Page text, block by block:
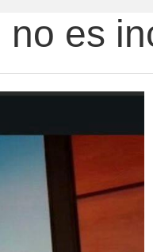
es